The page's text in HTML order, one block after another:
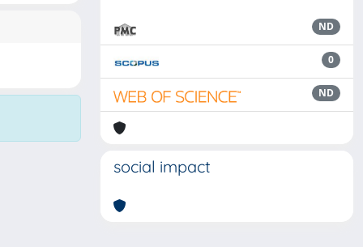
ND
0
ND
social impact